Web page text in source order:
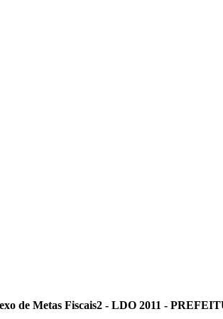
de Metas Fiscais2 - LDO 2011 -